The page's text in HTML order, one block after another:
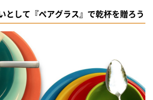
として『ペアグラス』で乾杯を贈ろう